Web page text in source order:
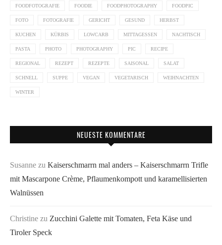
FOODFOTOGRAFIE FOODIE FOODPHOTOGRAPHY FOODPIC
FOTO FOTOGRAFIE GERICHT GESUND HERBST
KUCHEN KÜRBIS LOWCARB MITTAGESSEN NACHTISCH
PASTA PHOTO PHOTOGRAPHY PIC RECIPE
REGIONAL REZEPT REZEPTE SAISONAL SALAT
SCHNELL SUPPE VEGAN VEGETARISCH WEIHNACHTEN
WINTER
NEUESTE KOMMENTARE
Susanne zu Kaiserschmarrn mal anders – Kaiserschmarrn Trifle
mit Mascarpone Crème, Pflaumenkompott und karamellisierten
Walnüssen
Christine zu Zucchini Galette mit Tomaten, Feta Käse und
Tiroler Speck